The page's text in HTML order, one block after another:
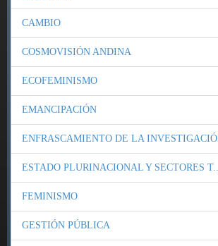
CAMBIO
COSMOVISIÓN ANDINA
ECOFEMINISMO
EMANCIPACIÓN
ENFRASCAMIENTO DE LA
ESTADO PLURINACIONAL Y SECTORES
FEMINISMO
GESTIÓN PÚBLICA